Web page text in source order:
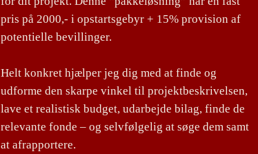
pris på 2000,- i opstartsgebyr + 15% provision af
potentielle bevillinger.
Helt konkret hjælper jeg dig med at finde og
udforme den skarpe vinkel til projektbeskrivelsen,
lave et realistisk budget, udarbejde bilag, finde de
relevante fonde – og selvfølgelig at søge dem samt
at afrapportere.